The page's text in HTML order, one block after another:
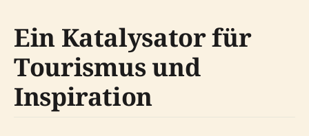
Ein Katalysator für
Tourismus und
Inspiration